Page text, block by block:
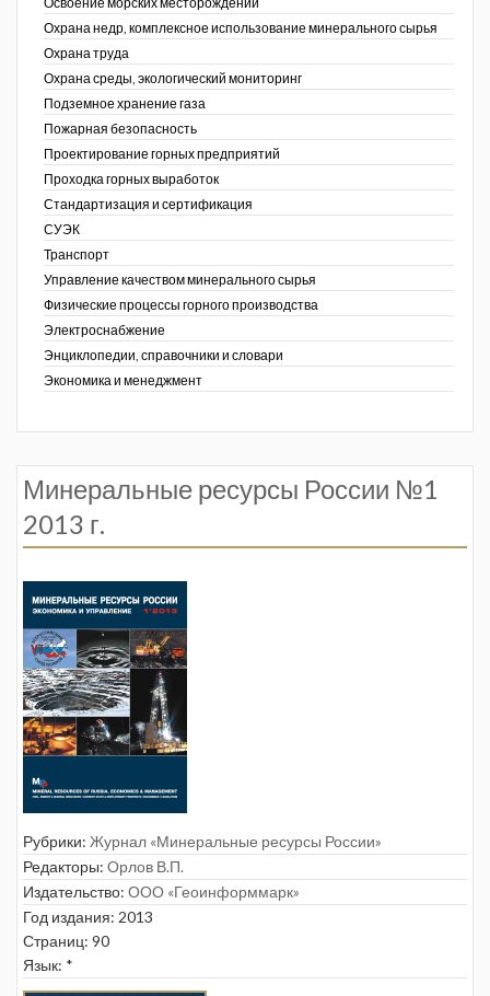
Охрана недр, комплексное использование минерального сырья
Охрана труда
Охрана среды, экологический мониторинг
Подземное хранение газа
Пожарная безопасность
Проектирование горных предприятий
Проходка горных выработок
Стандартизация и сертификация
СУЭК
Транспорт
Управление качеством минерального сырья
Физические процессы горного производства
Электроснабжение
Энциклопедии, справочники и словари
Экономика и менеджмент
Минеральные ресурсы России №1
2013 г.
Рубрики: Журнал «Минеральные ресурсы России»
Редакторы: Орлов В.П.
Издательство: ООО «Геоинформмарк»
Год издания: 2013
Страниц: 90
Язык: *